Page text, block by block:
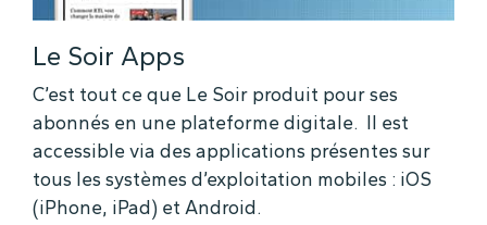
Le Soir Apps
C’est tout ce que Le Soir produit pour ses
abonnés en une plateforme digitale. Il est
accessible via des applications présentes sur
tous les systèmes d’exploitation mobiles : iOS
(iPhone, iPad) et Android.